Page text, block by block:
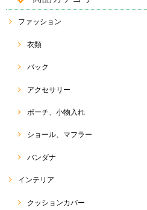
ファッション
衣類
バック
アクセサリー
ポーチ、小物入れ
ショール、マフラー
バンダナ
インテリア
クッションカバー